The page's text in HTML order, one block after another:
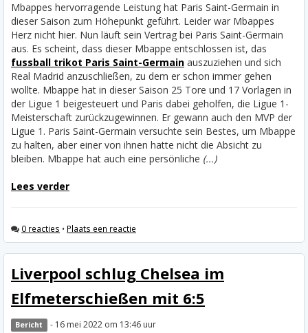
Mbappes hervorragende Leistung hat Paris Saint-Germain in
dieser Saison zum Höhepunkt geführt. Leider war Mbappes
Herz nicht hier. Nun läuft sein Vertrag bei Paris Saint-Germain
aus. Es scheint, dass dieser Mbappe entschlossen ist, das
fussball trikot Paris Saint-Germain auszuziehen und sich
Real Madrid anzuschließen, zu dem er schon immer gehen
wollte. Mbappe hat in dieser Saison 25 Tore und 17 Vorlagen in
der Ligue 1 beigesteuert und Paris dabei geholfen, die Ligue 1-
Meisterschaft zurückzugewinnen. Er gewann auch den MVP der
Ligue 1. Paris Saint-Germain versuchte sein Bestes, um Mbappe
zu halten, aber einer von ihnen hatte nicht die Absicht zu
bleiben. Mbappe hat auch eine persönliche (...)
Lees verder
0 reacties • Plaats een reactie
Liverpool schlug Chelsea im
Elfmeterschießen mit 6:5
Bericht - 16 mei 2022 om 13:46 uur